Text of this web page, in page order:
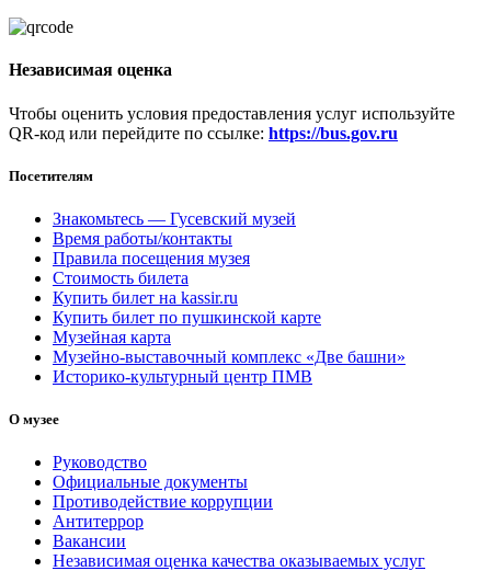
Независимая оценка
Чтобы оценить условия предоставления услуг используйте
QR-код или перейдите по ссылке: https://bus.gov.ru
Посетителям
Знакомьтесь — Гусевский музей
Время работы/контакты
Правила посещения музея
Стоимость билета
Купить билет на kassir.ru
Купить билет по пушкинской карте
Музейная карта
Музейно-выставочный комплекс «Две башни»
Историко-культурный центр ПМВ
О музее
Руководство
Официальные документы
Противодействие коррупции
Антитеррор
Вакансии
Независимая оценка качества оказываемых услуг